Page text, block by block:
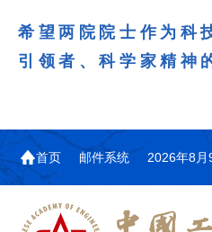
希望两院院士作为科
引领者、科学家精神
首页 邮件系统 2026年8